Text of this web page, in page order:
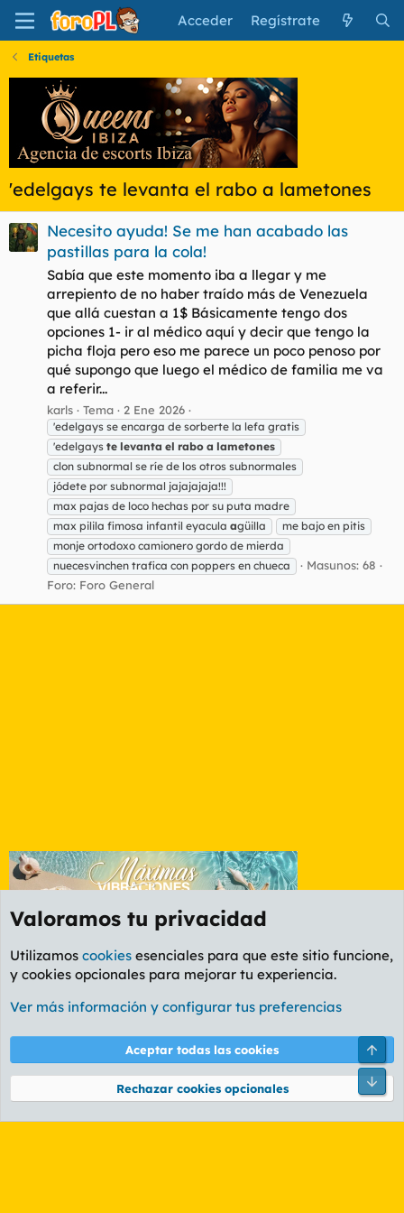
Acceder Regístrate
Etiquetas
'edelgays te levanta el rabo a lametones
Necesito ayuda! Se me han acabado las
pastillas para la cola!
Sabía que este momento iba a llegar y me
arrepiento de no haber traído más de Venezuela
que allá cuestan a 1$ Básicamente tengo dos
opciones 1- ir al médico aquí y decir que tengo la
picha floja pero eso me parece un poco penoso por
qué supongo que luego el médico de familia me va
a referir...
karls Tema 2 Ene 2026
'edelgays se encarga de sorberte la lefa gratis
'edelgays te levanta el rabo a lametones
clon subnormal se ríe de los otros subnormales
jódete por subnormal jajajajaja!!!
max pajas de loco hechas por su puta madre
max pilila fimosa infantil eyacula agüilla
me bajo en pitis
monje ortodoxo camionero gordo de mierda
nuecesvinchen trafica con poppers en chueca
Masunos: 68
Foro: Foro General
Etiquetas
Cookies
PL OLDSTYLE AMARILLO
Términos y reglas Política de privacidad Ayuda
Community platform by XenForo® © 2010-2026 XenForo Ltd.
Valoramos tu privacidad
Utilizamos cookies esenciales para que este sitio funcione,
y cookies opcionales para mejorar tu experiencia.
Ver más información y configurar tus preferencias
Aceptar todas las cookies
Rechazar cookies opcionales
Pie